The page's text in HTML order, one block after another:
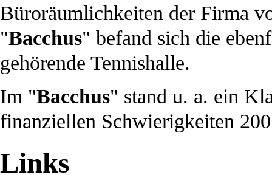
Büroräumlichkeiten der Firma
"Bacchus" befand sich die
gehörende Tennishalle.
Im "Bacchus" stand u. a. ein
finanziellen Schwierigkeiten
Links